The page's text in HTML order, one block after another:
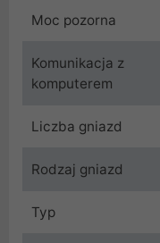
Moc pozorna
Komunikacja z
komputerem
Liczba gniazd
Rodzaj gniazd
Typ